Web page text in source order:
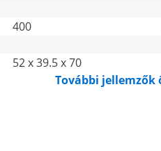
400
52 x 39.5 x 70
További jellemzők